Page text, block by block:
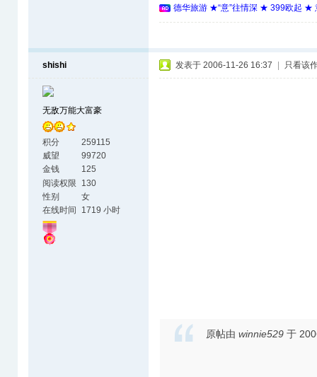
德华旅游 ★“意”往情深 ★ 399欧起 ★
shishi
无敌万能大富豪
积分
259115
威望
99720
金钱
125
阅读权限
130
性别
女
在线时间
1719 小时
发表于 2006-11-26 16:37 只看该
原帖由 winnie529 于